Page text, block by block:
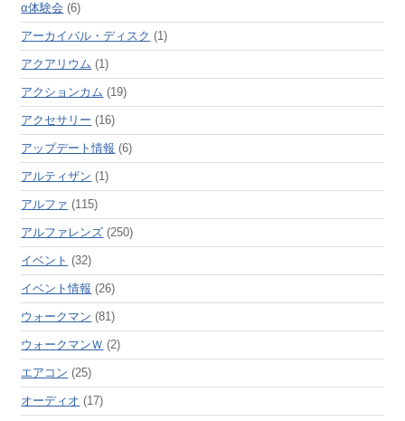
α体験会 (6)
アーカイバル・ディスク (1)
アクアリウム (1)
アクションカム (19)
アクセサリー (16)
アップデート情報 (6)
アルティザン (1)
アルファ (115)
アルファレンズ (250)
イベント (32)
イベント情報 (26)
ウォークマン (81)
ウォークマンＷ (2)
エアコン (25)
オーディオ (17)